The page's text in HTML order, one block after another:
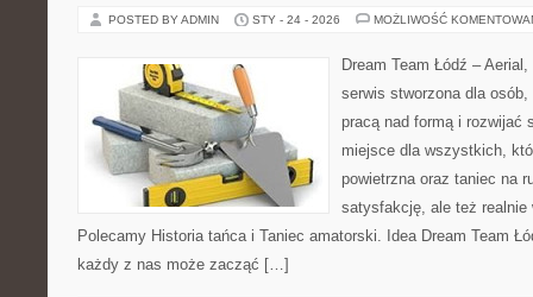
POSTED BY ADMIN STY - 24 - 2026 MOŻLIWOŚĆ
Dream Team Łódź –
serwis stworzona dla
pracą nad formą i rozwijać
miejsce dla wszystkich,
powietrzna oraz taniec na
satysfakcję, ale też realnie
Polecamy Historia tańca i Taniec amatorski. Idea Dream Team
każdy z nas może zacząć […]